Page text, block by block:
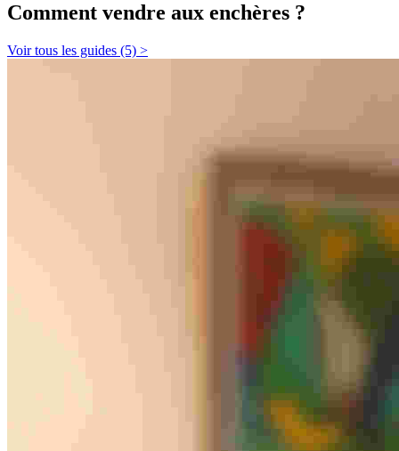
Comment vendre aux enchères ?
Voir tous les guides (5) >